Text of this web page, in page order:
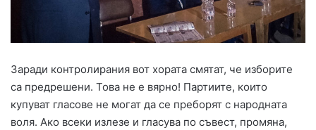
Заради контролирания вот хората смятат, че изборите
са предрешени. Това не е вярно! Партиите, които
купуват гласове не могат да се преборят с народната
воля. Ако всеки излезе и гласува по съвест, промяна,